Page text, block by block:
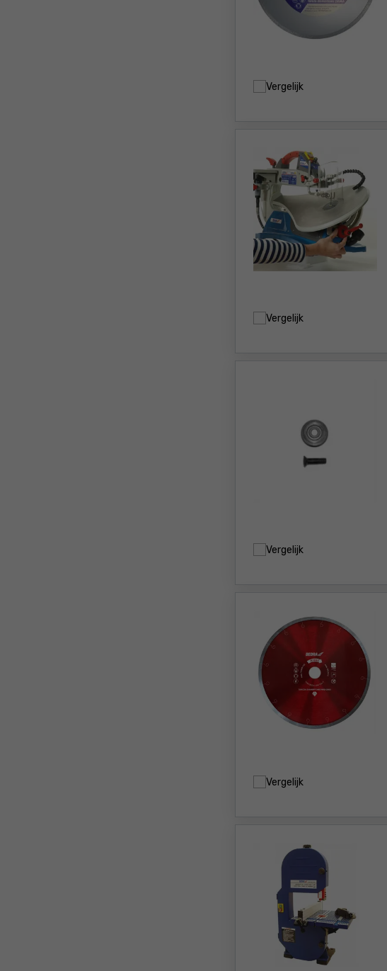
Vergelijk
Vergelijk
Vergelijk
Vergelijk